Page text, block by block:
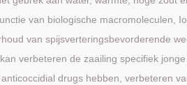
van biologische macromoleculen,
van spijsverteringsbevorderende
verbeteren de zaailing specifiek
drugs hebben, verbeteren